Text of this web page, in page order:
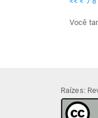
Você
Raízes: